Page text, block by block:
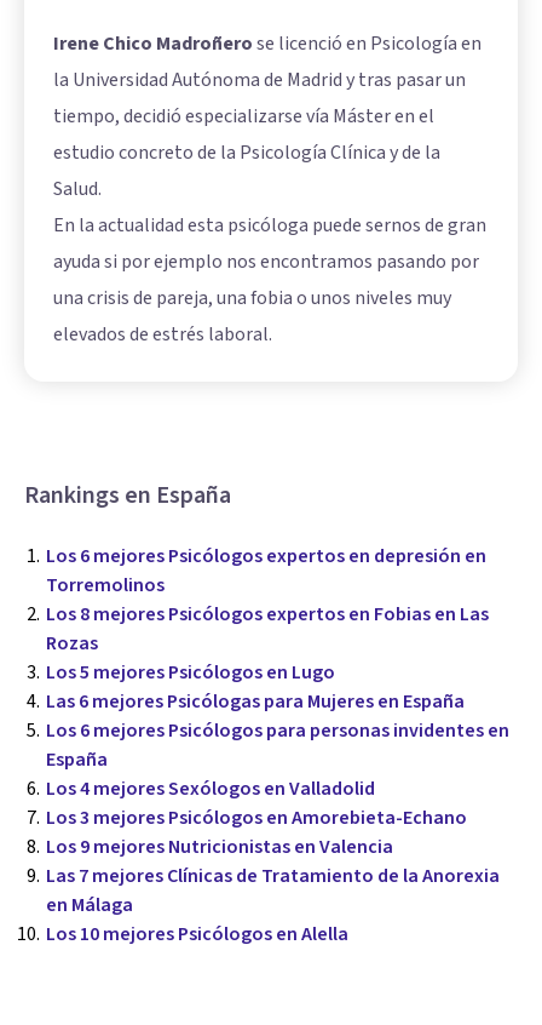
Irene Chico Madroñerose licenció en Psicología en
la Universidad Autónoma de Madrid y tras pasar un
tiempo, decidió especializarse vía Máster en el
estudio concreto de la Psicología Clínica y de la
Salud.
En la actualidad esta psicóloga puede sernos de gran
ayuda si por ejemplo nos encontramos pasando por
una crisis de pareja, una fobia o unos niveles muy
elevados de estrés laboral.
Rankings en España
Los 6 mejores Psicólogos expertos en depresión en
Torremolinos
Los 8 mejores Psicólogos expertos en Fobias en Las
Rozas
Los 5 mejores Psicólogos en Lugo
Las 6 mejores Psicólogas para Mujeres en España
Los 6 mejores Psicólogos para personas invidentes en
España
Los 4 mejores Sexólogos en Valladolid
Los 3 mejores Psicólogos en Amorebieta-Echano
Los 9 mejores Nutricionistas en Valencia
Las 7 mejores Clínicas de Tratamiento de la Anorexia
en Málaga
Los 10 mejores Psicólogos en Alella